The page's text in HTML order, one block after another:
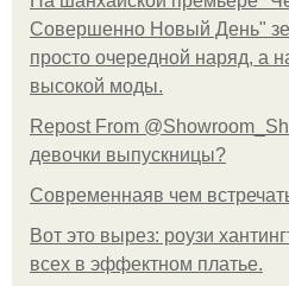
Совершенно Новый День"
просто очередной наряд, а
высокой моды.
Repost From
девочки выпускницы?
Современнаяв чем
Вот это вырез: роузи
всех в эффектном платьe.